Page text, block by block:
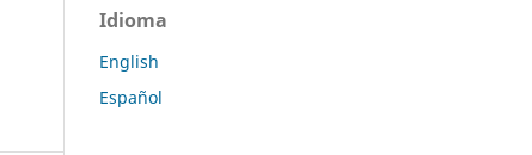
Idioma
English
Español